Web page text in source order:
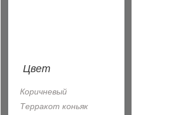
Цвет
Коричневый
Терракот коньяк